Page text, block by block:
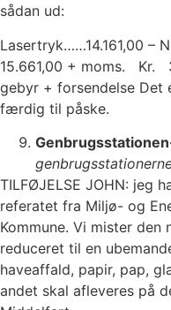
sådan ud:
Lasertryk……14.161,00 –
15.661,00 + moms. Kr.
gebyr + forsendelse
færdig til påske.
TILFØJELSE JOHN: jeg
referatet fra Miljø- og
Kommune. Vi mister
reduceret til en
haveaffald, papir, pap,
andet skal afleveres på